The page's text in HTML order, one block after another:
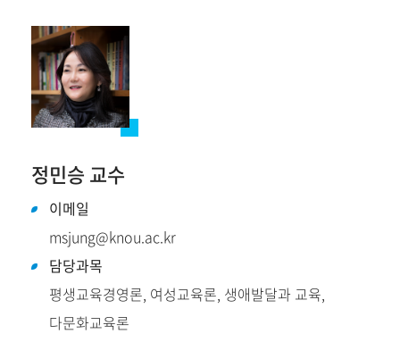
정민승 교수
이메일
msjung@knou.ac.kr
담당과목
평생교육경영론, 여성교육론, 생애발달과 교육,
다문화교육론